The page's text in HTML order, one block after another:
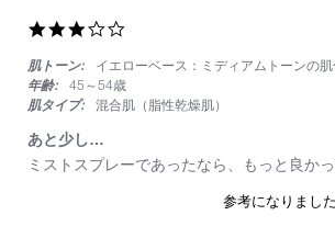
rating
肌トーン:
イエローベース：ミディアムトーンの
年齢:
45～54歳
肌タイプ:
混合肌（脂性乾燥肌）
あと少し…
Review
review
ミストスプレーであったなら、もっと良か